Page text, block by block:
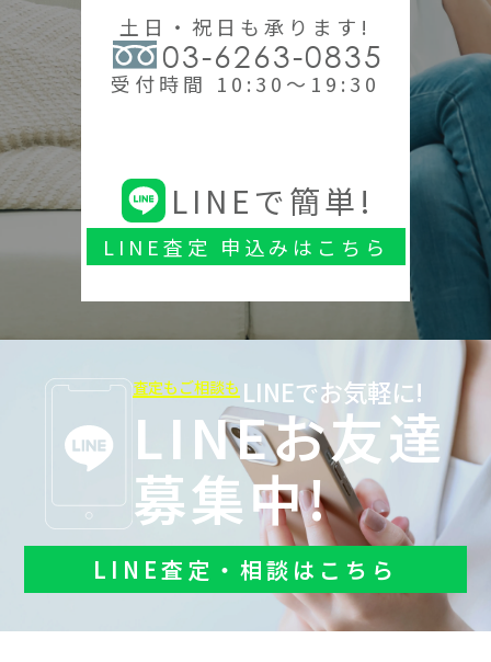
土日・祝日も承ります!
03-6263-0835
受付時間 10:30～19:30
LINEで簡単!
LINE査定 申込みはこちら
査定もご相談も LINEでお気軽に!
LINEお友達
募集中!
LINE査定・相談はこちら